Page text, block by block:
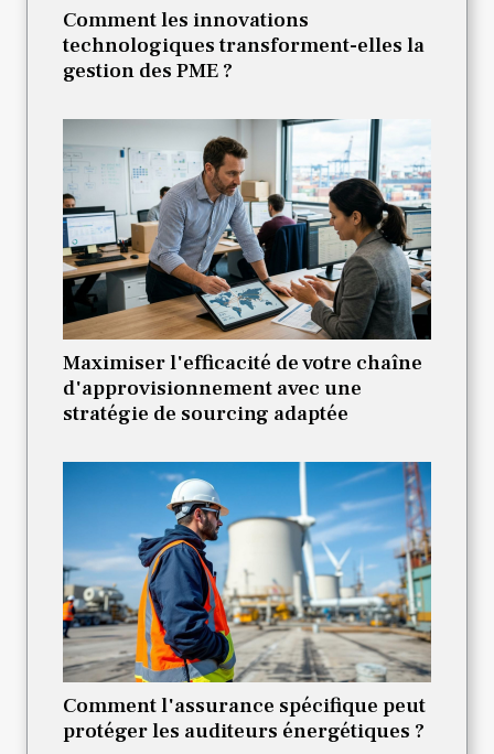
Comment les innovations
technologiques transforment-elles la
gestion des PME ?
Maximiser l'efficacité de votre chaîne
d'approvisionnement avec une
stratégie de sourcing adaptée
Comment l'assurance spécifique peut
protéger les auditeurs énergétiques ?